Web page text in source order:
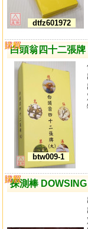
dtfz601972
白頭翁四十二張牌
btw009-1
購買
比較
探測棒
購買
比較